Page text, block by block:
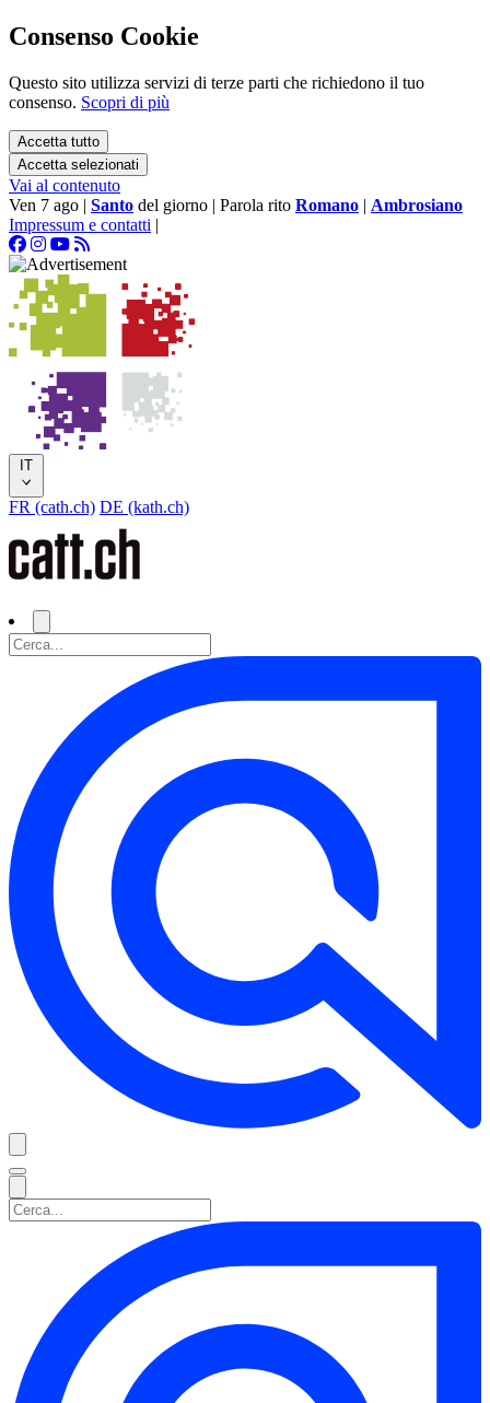
Consenso Cookie
Questo sito utilizza servizi di terze parti che richiedono il tuo
consenso. Scopri di più
Accetta tutto
Accetta selezionati
Vai al contenuto
Ven 7 ago | Santo del giorno | Parola rito Romano | Ambrosiano
Impressum e contatti |
IT
FR (cath.ch) DE (kath.ch)